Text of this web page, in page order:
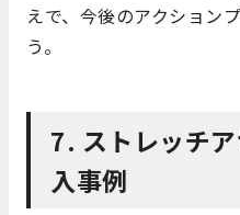
えで、今後のアクション
う。
7. ストレッチ
入事例